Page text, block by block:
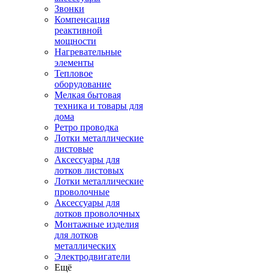
Звонки
Компенсация
реактивной
мощности
Нагревательные
элементы
Тепловое
оборудование
Мелкая бытовая
техника и товары для
дома
Ретро проводка
Лотки металлические
листовые
Аксессуары для
лотков листовых
Лотки металлические
проволочные
Аксессуары для
лотков проволочных
Монтажные изделия
для лотков
металлических
Электродвигатели
Ещё